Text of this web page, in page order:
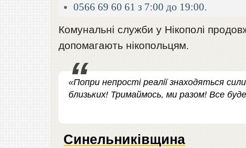
0566 69 60 61 з 7:00 до 19:00.
Комунальні служби у Нікополі
допомагають нікопольцям.
«Попри непрості реалії знаходяться
близьких! Тримаймось, ми разом! Все
Синельниківщина